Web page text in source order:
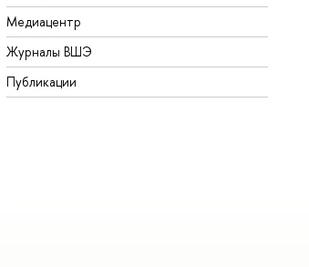
Медиацентр
Журналы ВШЭ
Публикации